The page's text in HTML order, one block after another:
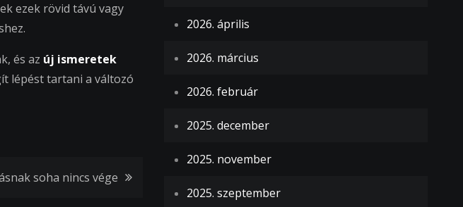
ezek rövid távú vagy
és az új ismeretek
lépést tartani a változó
soha nincs vége
2026. április
2026. március
2026. február
2025. december
2025. november
2025. szeptember